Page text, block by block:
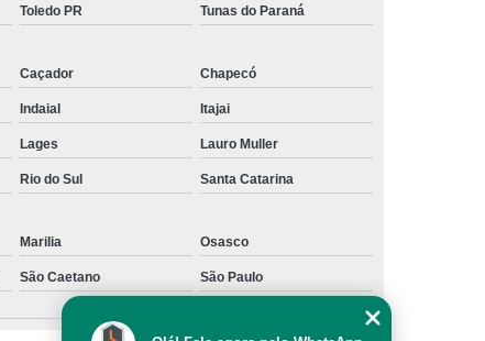
Toledo PR Tunas do Paraná
Caçador Chapecó
Indaial Itajai
Lages Lauro Muller
Rio do Sul Santa Catarina
Marilia Osasco
São Caetano
São Paulo